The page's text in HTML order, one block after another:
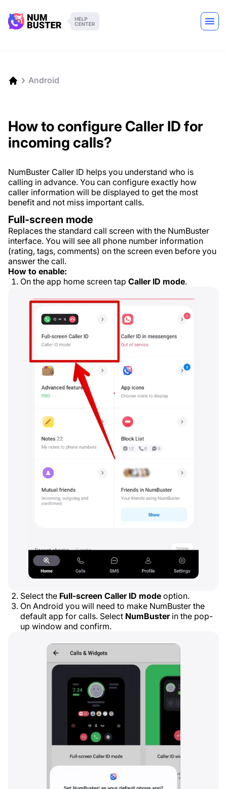
Android
How to configure Caller ID for
incoming calls?
NumBuster Caller ID helps you understand who is
calling in advance. You can configure exactly how
caller information will be displayed to get the most
benefit and not miss important calls.
Full-screen mode
Replaces the standard call screen with the NumBuster
interface. You will see all phone number information
(rating, tags, comments) on the screen even before you
answer the call.
How to enable:
On the app home screen tap Caller ID mode.
Select the Full-screen Caller ID mode option.
On Android you will need to make NumBuster the
default app for calls. Select NumBusterin the pop-
up window and confirm.